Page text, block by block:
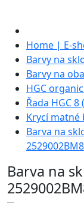
Home | E-
Barvy na
Barvy na
HGC
Řada HGC
Krycí matné
Barva na
Barva na